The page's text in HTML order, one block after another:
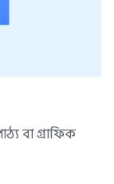
বা গ্রাফিক